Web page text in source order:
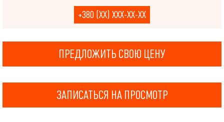
+380 (XX) XXX-XX-XX
ПРЕДЛОЖИТЬ СВОЮ ЦЕНУ
ЗАПИСАТЬСЯ НА ПРОСМОТР